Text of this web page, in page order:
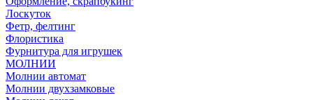
Лоскуток
Фетр, фелтинг
Флористика
Фурнитура для игрушек
МОЛНИИ
Молнии автомат
Молнии двухзамковые